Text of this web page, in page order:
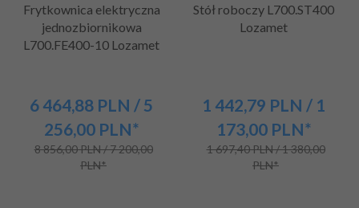
Frytkownica elektryczna
jednozbiornikowa
L700.FE400-10 Lozamet
6 464,88 PLN / 5
256,00 PLN*
8 856,00 PLN / 7 200,00
PLN*
Stół roboczy L700.ST400
Lozamet
1 442,79 PLN / 1
173,00 PLN*
1 697,40 PLN / 1 380,00
PLN*